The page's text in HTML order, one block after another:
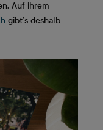
Auf ihrem
gibt’s deshalb